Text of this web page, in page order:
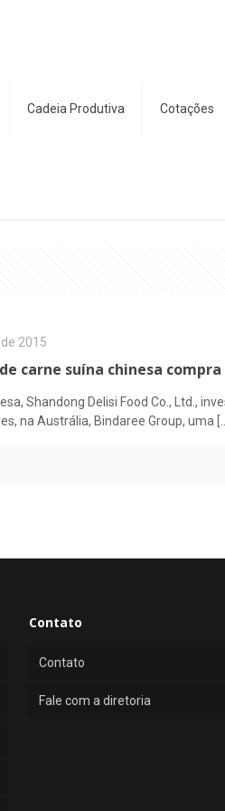
Cadeia Produtiva Cotações
2015
carne suína chinesa
Shandong Delisi Food Co., Ltd.,
na Austrália, Bindaree Group, uma
Contato
Contato
Fale com a diretoria